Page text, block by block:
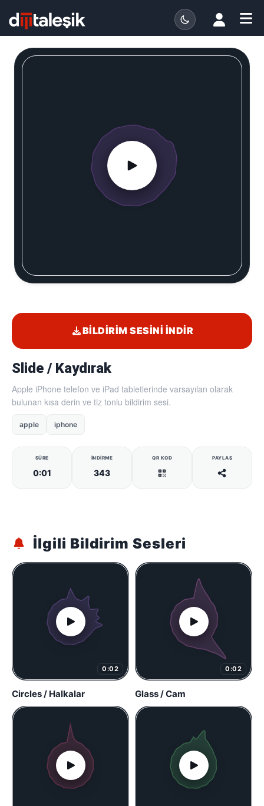
Slide / Kaydırak
Apple iPhone telefon ve iPad tabletlerinde varsayılan olarak
bulunan kısa derin ve tiz tonlu bildirim sesi.
apple iphone
SÜRE
0:01
İNDIRME
343
QR KOD PAYLAŞ
BILDIRIM SESINI İNDIR
İlgili Bildirim Sesleri
0:02
Circles / Halkalar
0:02
Glass / Cam